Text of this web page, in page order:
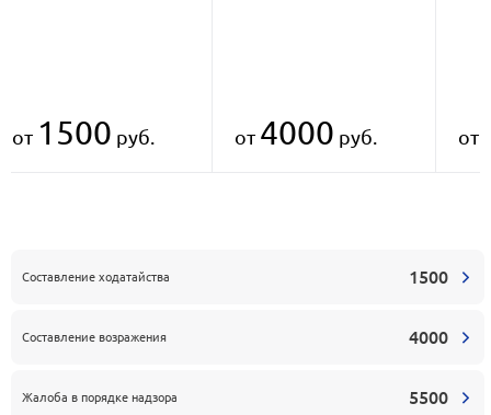
Составление ходатайства 1500
Составление возражения 4000
Жалоба в порядке надзора 5500
от 1500 руб. от 4000 руб. от